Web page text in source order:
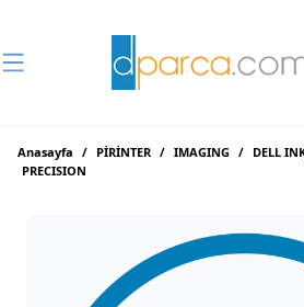
Anasayfa / PİRİNTER / IMAGING / DELL
PRECISION